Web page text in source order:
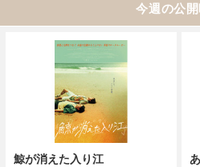
今週の公
鯨が消えた入り江